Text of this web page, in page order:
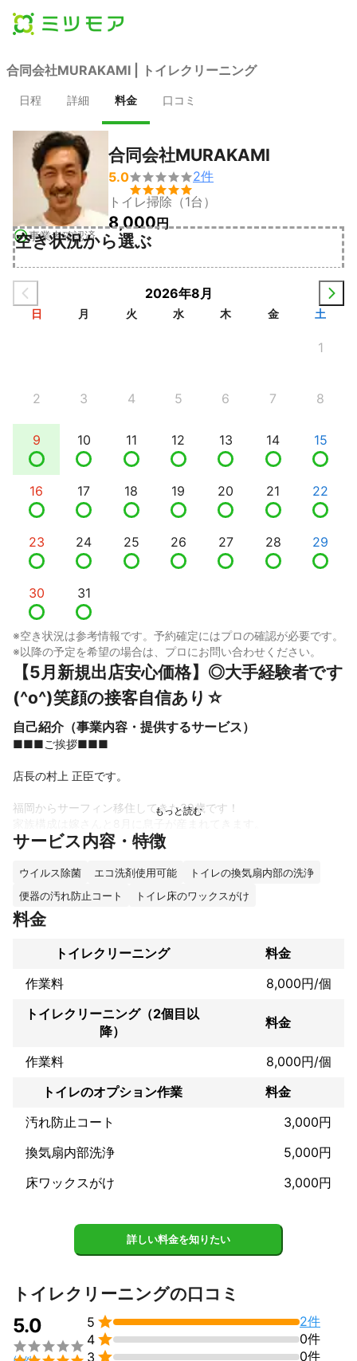
合同会社MURAKAMI | トイレクリーニング
日程 詳細 料金 口コミ
事業者確認済
合同会社MURAKAMI
5.0

2件
トイレ掃除（1台）
8,000円
空き状況から選ぶ
2026年8月
日 月 火 水 木 金 土
1
2 3 4 5 6 7 8
9 10 11 12 13 14 15
16 17 18 19 20 21 22
23 24 25 26 27 28 29
30 31
※空き状況は参考情報です。予約確定にはプロの確認が必要です。
※以降の予定を希望の場合は、プロにお問い合わせください。
【5月新規出店安心価格】◎大手経験者です
(^o^)笑顔の接客自信あり☆
自己紹介（事業内容・提供するサービス）
■■■ご挨拶■■■
店長の村上 正臣です。
福岡からサーフィン移住してきた39歳です！
・大手経験あり
・仕上がりに厳しい師匠の元
■■■店長の思い■■■
自分の意思で仕事をしたい！
妥協せず納得できるまで丁寧に仕事をしたい！
笑顔の接客を一番に心掛けています。
一番自信を持っているポイントです(^3^)/
あとは一つ一つ丁寧に仕事をすることを心掛けています。
■■■当店のサービスについて■■■
今までの施工経験により、
綺麗にするという基準が違うこと。
実際、宮崎で仕事をしていて前に依頼した業者さんの話を聞くこ
雑な仕事をしているケースが多すぎるのがいつも残念に思いま
す。
■■■こんな不安はありませんか？■■■
サービス内容・特徴
ウイルス除菌 エコ洗剤使用可能
トイレの換気扇内部の洗浄
便器の汚れ防止コート
トイレ床のワックスがけ
料金
トイレクリーニング
料金
作業料
8,000円/個
トイレクリーニング（2個目以
降）
料金
作業料
8,000円/個
トイレのオプション作業
料金
汚れ防止コート
3,000円
換気扇内部洗浄
5,000円
床ワックスがけ
3,000円
詳しい料金を知りたい
トイレクリーニングの口コミ
5.0

5 
2件
4 
0件
3 
0件